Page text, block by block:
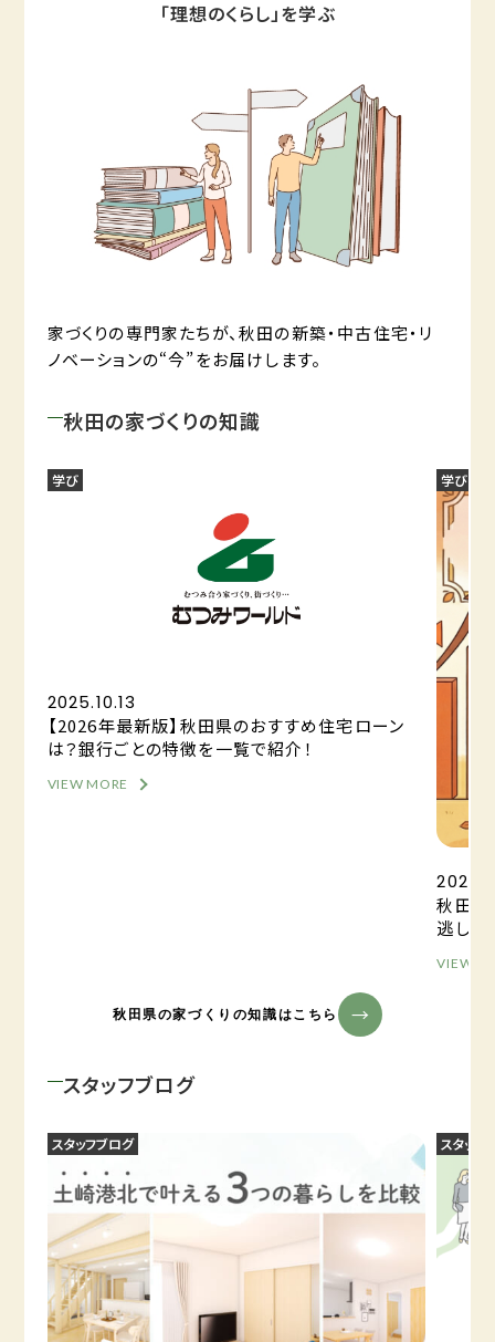
「理想のくらし」を学ぶ
家づくりの専門家たちが、秋田の新築・中古住宅・リ
ノベーションの“今”をお届けします。
秋田の家づくりの知識
学び
2025.10.13
【2026年最新版】秋田県のおすすめ住宅ローン
は？銀行ごとの特徴を一覧で紹介！
VIEW MORE
学び
秋田の
逃しが
VIEW
秋田県の家づくりの知識はこちら
スタッフブログ
スタッフブログ スタッフ